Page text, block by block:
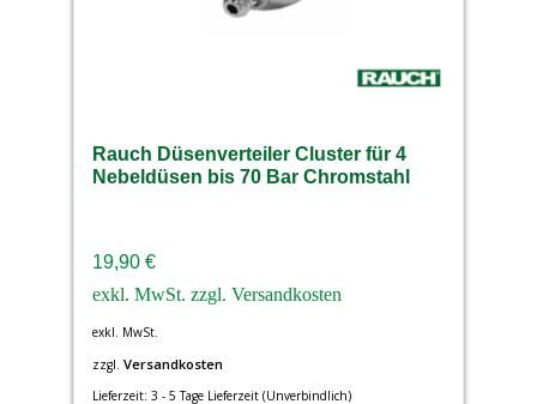
Rauch Düsenverteiler Cluster für 4
Nebeldüsen bis 70 Bar Chromstahl
19,90 €
exkl. MwSt.
zzgl. Versandkosten
Lieferzeit: 3 - 5 Tage Lieferzeit (Unverbindlich)